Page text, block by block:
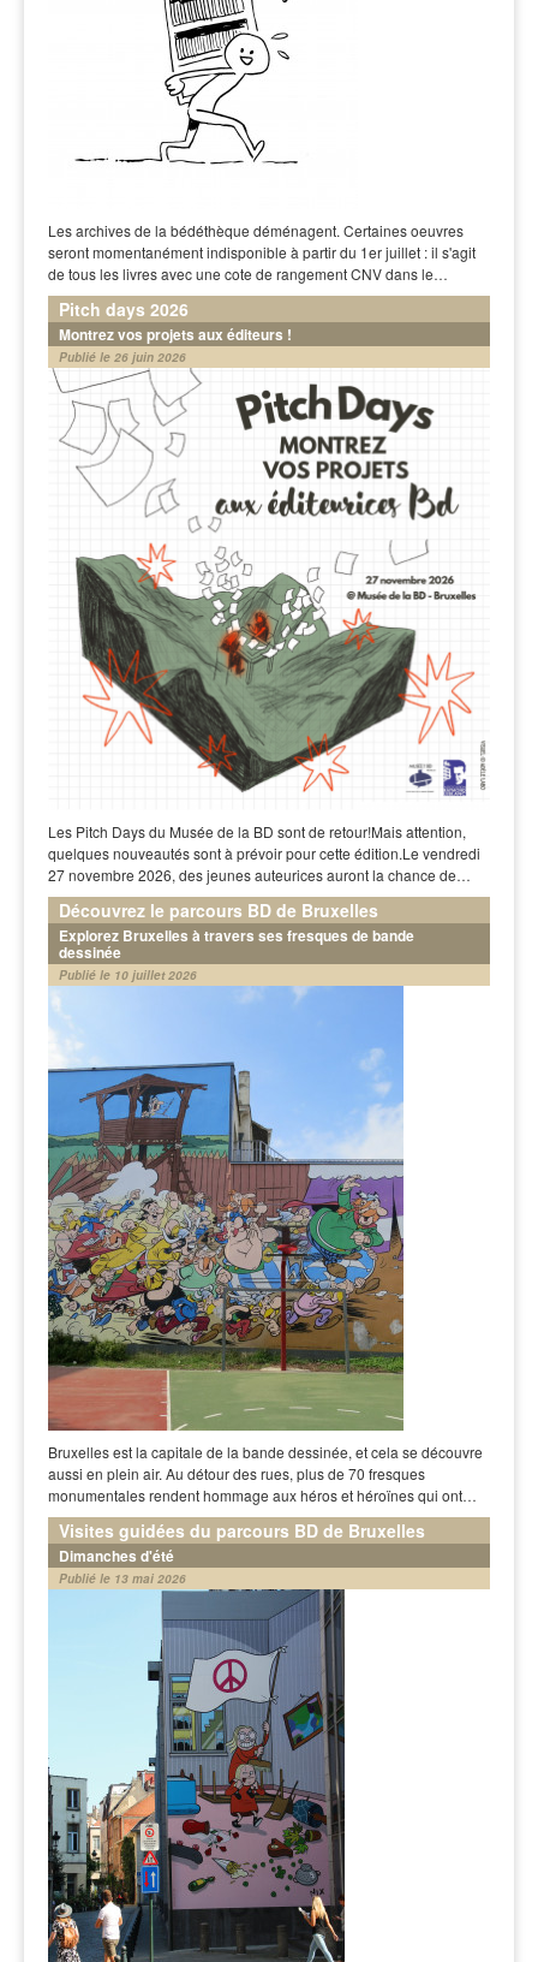
Les archives de la bédéthèque déménagent. Certaines oeuvres
seront momentanément indisponible à partir du 1er juillet : il s'agit
de tous les livres avec une cote de rangement CNV dans le…
Pitch days 2026
Montrez vos projets aux éditeurs !
Publié le 26 juin 2026
Les Pitch Days du Musée de la BD sont de retour!Mais attention,
quelques nouveautés sont à prévoir pour cette édition.Le vendredi
27 novembre 2026, des jeunes auteurices auront la chance de…
Découvrez le parcours BD de Bruxelles
Explorez Bruxelles à travers ses fresques de bande
dessinée
Publié le 10 juillet 2026
Bruxelles est la capitale de la bande dessinée, et cela se découvre
aussi en plein air. Au détour des rues, plus de 70 fresques
monumentales rendent hommage aux héros et héroïnes qui ont…
Visites guidées du parcours BD de Bruxelles
Dimanches d'été
Publié le 13 mai 2026